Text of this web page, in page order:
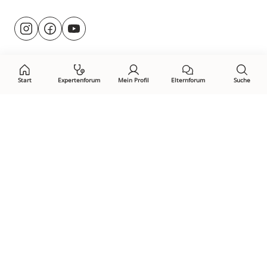
Start Expertenforum Mein Profil Elternforum Suche
Besuche
uns@rund.ums.baby
facebook.com/rundumsbaby.de
youtube.com/@rundumsbaby_